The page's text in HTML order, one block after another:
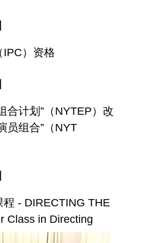
IPC）资格
合计划”（NYTEP）改
员组合”（NYT
- DIRECTING THE
Class in Directing